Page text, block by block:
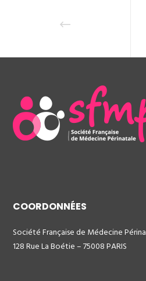
COORDONNÉES
Société Française de Médecine
128 Rue La Boétie – 75008 PARIS